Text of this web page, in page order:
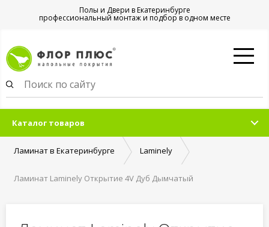
Полы и Двери в Екатеринбурге
профессиональный монтаж и подбор в одном месте
Каталог товаров
Ламинат в Екатеринбурге Laminely
Ламинат Laminely Открытие 4V Дуб Дымчатый